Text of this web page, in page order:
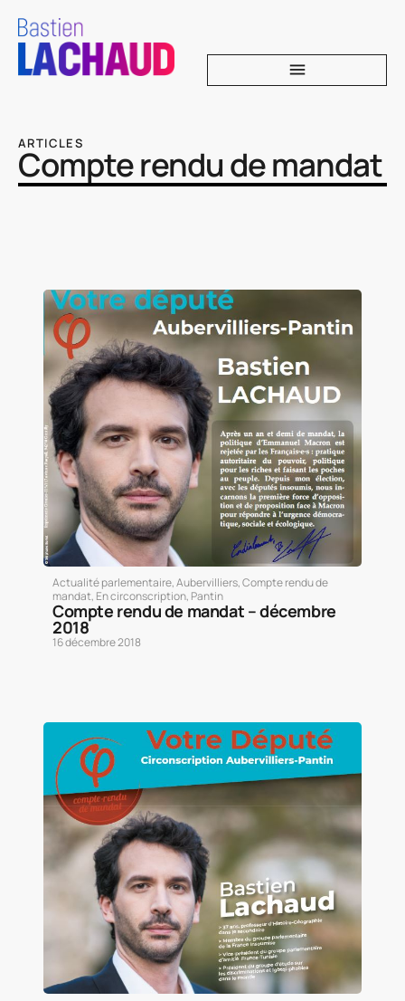
ARTICLES
Compte rendu de mandat
Actualité parlementaire,Aubervilliers,Compte rendu de
mandat, En circonscription, Pantin
Compte rendu de mandat – décembre
2018
16 décembre 2018